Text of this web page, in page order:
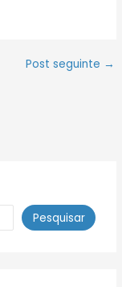
Post seguinte →
Pesquisar